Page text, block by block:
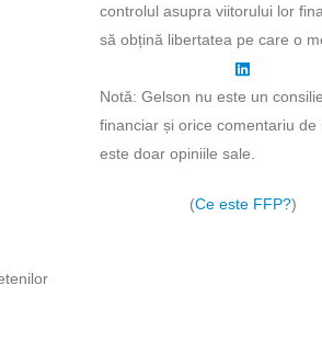
controlul asupra viitorului lor
să obțină libertatea pe care o
Notă: Gelson nu este un
financiar și orice comentariu de
este doar opiniile sale.
(Ce este FFP?)